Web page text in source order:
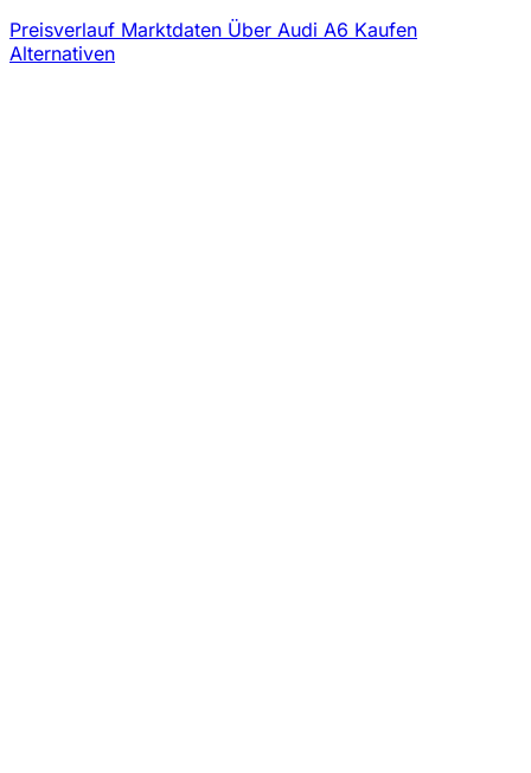
Preisverlauf Marktdaten Über Audi A6 Kaufen
Alternativen